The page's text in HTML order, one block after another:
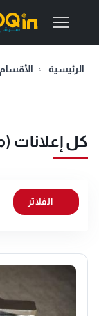
الرئيسية الأقسام
كل إعلانات
الفلاتر